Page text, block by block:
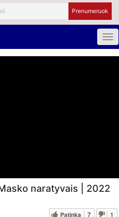
naratyvais | 2022
Patinka 7 1